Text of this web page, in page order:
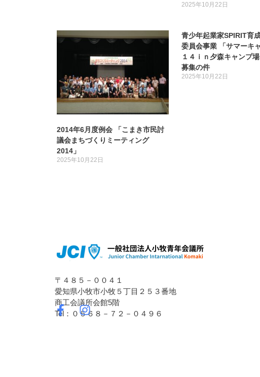
2025年10月22日
2014年6月度例会 「こまき市民討
議会まちづくりミーティング
2014」
2025年10月22日
青少年起業家SPIRIT育
委員会事業 「サマーキ
１４ｉｎ夕森キャンプ
募集の件
2025年10月22日
〒４８５－００４１
愛知県小牧市小牧５丁目２５３番地
商工会議所会館5階
Tel：０５６８－７２－０４９６